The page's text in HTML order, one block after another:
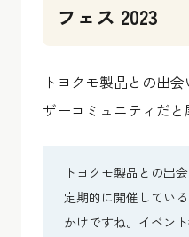
フェス 2023
トヨクモ製品との出
ザーコミュニティだと
トヨクモ製品との出
定期的に開催してい
かけですね。イベン